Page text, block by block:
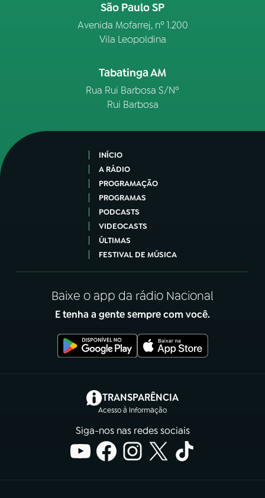
São Paulo SP
Avenida Mofarrej, nº 1.200
Vila Leopoldina
Tabatinga AM
Rua Rui Barbosa S/Nº
Rui Barbosa
INÍCIO
A RÁDIO
PROGRAMAÇÃO
PROGRAMAS
PODCASTS
VIDEOCASTS
ÚLTIMAS
FESTIVAL DE MÚSICA
Baixe o app da rádio Nacional
E tenha a gente sempre com você.
TRANSPARÊNCIA
Acesso à Informação
(abre em nova aba)
Siga-nos nas redes sociais